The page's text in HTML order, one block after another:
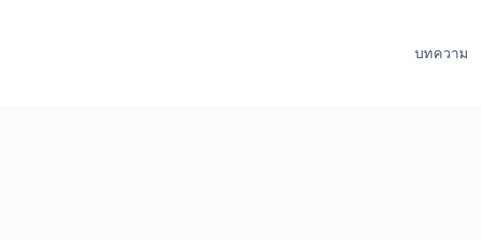
บทความ